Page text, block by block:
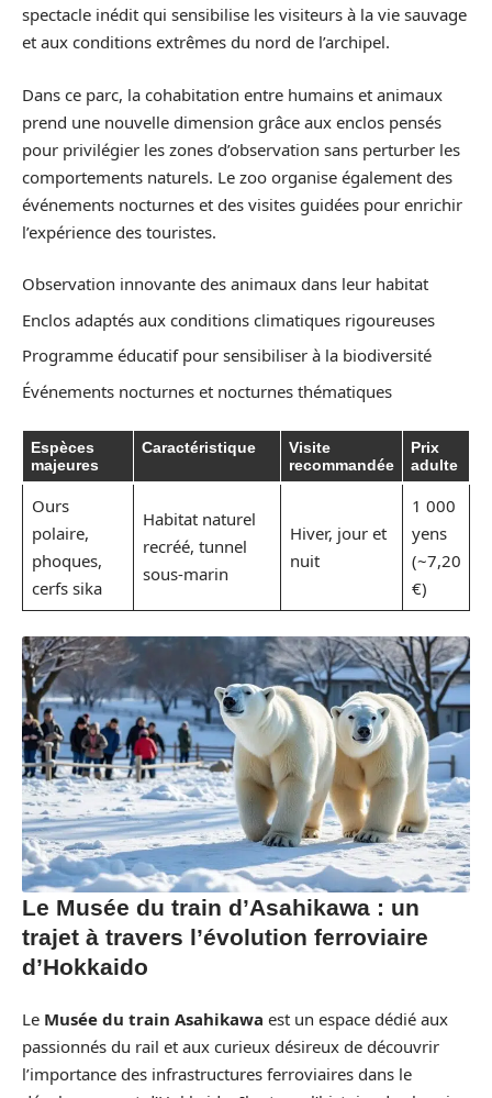
spectacle inédit qui sensibilise les visiteurs à la vie sauvage
et aux conditions extrêmes du nord de l’archipel.
Dans ce parc, la cohabitation entre humains et animaux
prend une nouvelle dimension grâce aux enclos pensés
pour privilégier les zones d’observation sans perturber les
comportements naturels. Le zoo organise également des
événements nocturnes et des visites guidées pour enrichir
l’expérience des touristes.
Observation innovante des animaux dans leur habitat
Enclos adaptés aux conditions climatiques rigoureuses
Programme éducatif pour sensibiliser à la biodiversité
Événements nocturnes et nocturnes thématiques
Espèces
majeures
Caractéristique
Visite
recommandée
Prix
adulte
Ours
polaire,
phoques,
cerfs sika
Habitat naturel
recréé, tunnel
sous-marin
Hiver, jour et
nuit
1 000
yens
(~7,20
€)
Le Musée du train d’Asahikawa : un
trajet à travers l’évolution ferroviaire
d’Hokkaido
Le Musée du train Asahikawa est un espace dédié aux
passionnés du rail et aux curieux désireux de découvrir
l’importance des infrastructures ferroviaires dans le